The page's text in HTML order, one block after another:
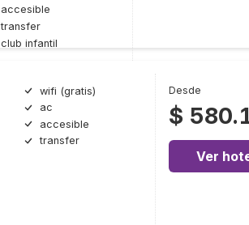
accesible
transfer
club infantil
wifi (gratis)
ac
accesible
transfer
Desde
$
Ver